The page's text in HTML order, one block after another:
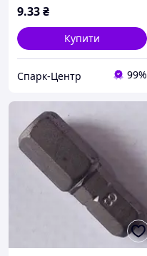
9.33₴
Купити
Спарк-Центр 99%